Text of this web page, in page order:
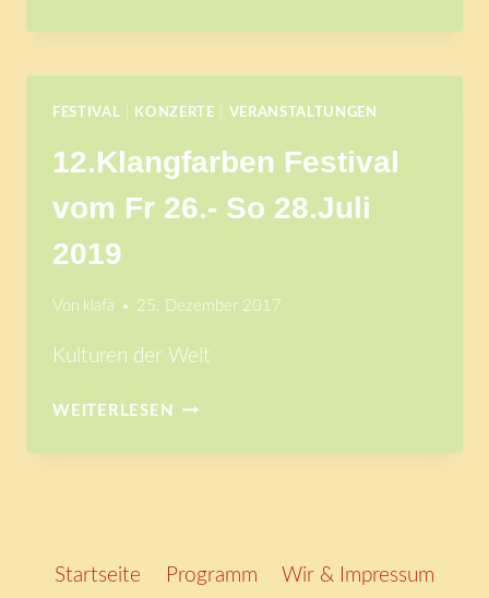
(22.-26.JULI
VERSCHOBEN
FESTIVAL KONZERTE VERANSTALTUNGEN
12.Klangfarben Festival
vom Fr 26.- So 28.Juli
2019
Von klafa 25. Dezember 2017
Kulturen der Welt
WEITERLESEN
12.KLANGFARBEN
VOM
2019
Startseite Programm Wir & Impressum